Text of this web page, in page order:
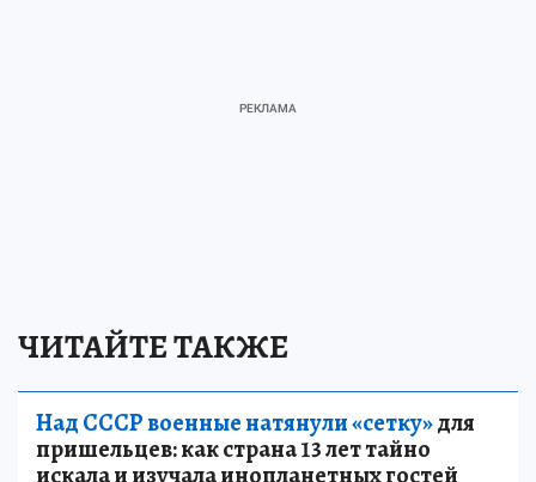
ЧИТАЙТЕ ТАКЖЕ
Над СССР военные натянули «сетку»для
пришельцев: как страна 13 лет тайно
искала и изучала инопланетных гостей